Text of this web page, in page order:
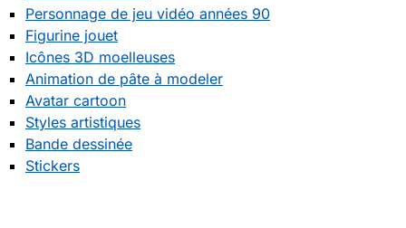
Personnage de jeu vidéo années 90
Figurine jouet
Icônes 3D moelleuses
Animation de pâte à modeler
Avatar cartoon
Styles artistiques
Bande dessinée
Stickers